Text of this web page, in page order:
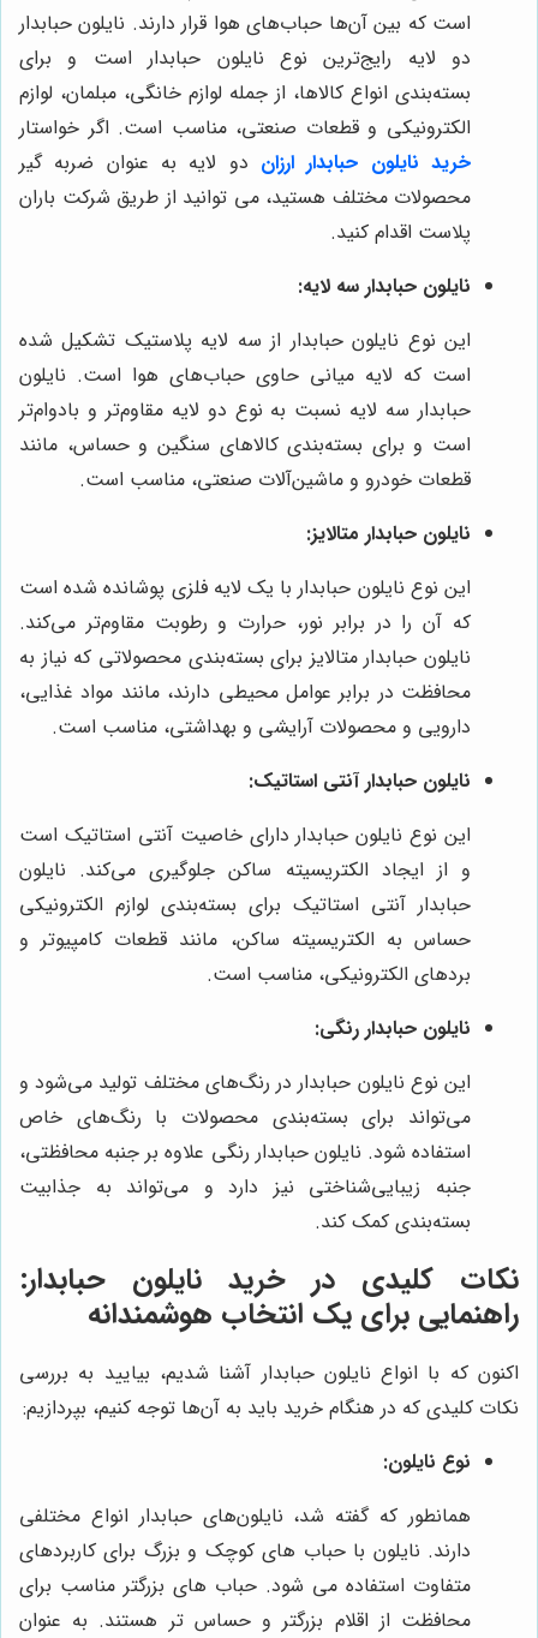
است که بین آن‌ها حباب‌های هوا قرار دارند. نایلون حبابدار
دو لایه رایج‌ترین نوع نایلون حبابدار است و برای
بسته‌بندی انواع کالاها، از جمله لوازم خانگی، مبلمان، لوازم
الکترونیکی و قطعات صنعتی، مناسب است. اگر خواستار
خرید نایلون حبابدار ارزان دو لایه به عنوان ضربه گیر
محصولات مختلف هستید، می توانید از طریق شرکت باران
پلاست اقدام کنید.
نایلون حبابدار سه لایه:
این نوع نایلون حبابدار از سه لایه پلاستیک تشکیل شده
است که لایه میانی حاوی حباب‌های هوا است. نایلون
حبابدار سه لایه نسبت به نوع دو لایه مقاوم‌تر و بادوام‌تر
است و برای بسته‌بندی کالاهای سنگین و حساس، مانند
قطعات خودرو و ماشین‌آلات صنعتی، مناسب است.
نایلون حبابدار متالایز:
این نوع نایلون حبابدار با یک لایه فلزی پوشانده شده است
که آن را در برابر نور، حرارت و رطوبت مقاوم‌تر می‌کند.
نایلون حبابدار متالایز برای بسته‌بندی محصولاتی که نیاز به
محافظت در برابر عوامل محیطی دارند، مانند مواد غذایی،
دارویی و محصولات آرایشی و بهداشتی، مناسب است.
نایلون حبابدار آنتی استاتیک:
این نوع نایلون حبابدار دارای خاصیت آنتی استاتیک است
و از ایجاد الکتریسیته ساکن جلوگیری می‌کند. نایلون
حبابدار آنتی استاتیک برای بسته‌بندی لوازم الکترونیکی
حساس به الکتریسیته ساکن، مانند قطعات کامپیوتر و
بردهای الکترونیکی، مناسب است.
نایلون حبابدار رنگی:
این نوع نایلون حبابدار در رنگ‌های مختلف تولید می‌شود و
می‌تواند برای بسته‌بندی محصولات با رنگ‌های خاص
استفاده شود. نایلون حبابدار رنگی علاوه بر جنبه محافظتی،
جنبه زیبایی‌شناختی نیز دارد و می‌تواند به جذابیت
بسته‌بندی کمک کند.
نکات کلیدی در خرید نایلون حبابدار:
راهنمایی برای یک انتخاب هوشمندانه
اکنون که با انواع نایلون حبابدار آشنا شدیم، بیایید به بررسی
نکات کلیدی که در هنگام خرید باید به آن‌ها توجه کنیم، بپردازیم:
نوع نایلون:
همانطور که گفته شد، نایلون‌های حبابدار انواع مختلفی
دارند. نایلون با حباب های کوچک و بزرگ برای کاربردهای
متفاوت استفاده می شود. حباب های بزرگتر مناسب برای
محافظت از اقلام بزرگتر و حساس تر هستند. به عنوان